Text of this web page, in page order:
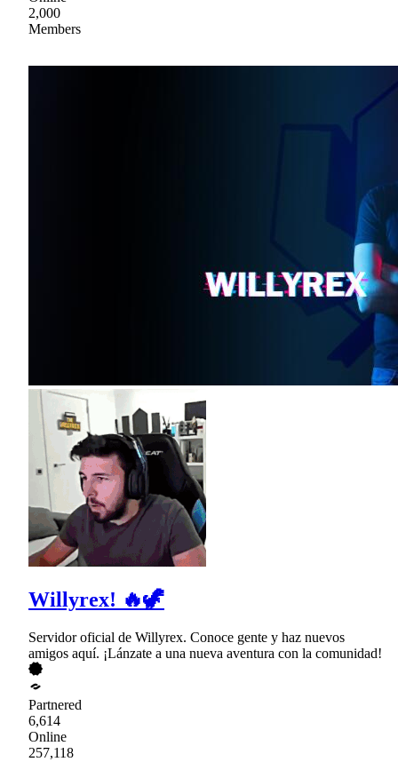
2,000
Members
Willyrex! 🔥🦖
Servidor oficial de Willyrex. Conoce gente y haz nuevos
amigos aquí. ¡Lánzate a una nueva aventura con la comunidad!
Partnered
6,614
Online
257,118